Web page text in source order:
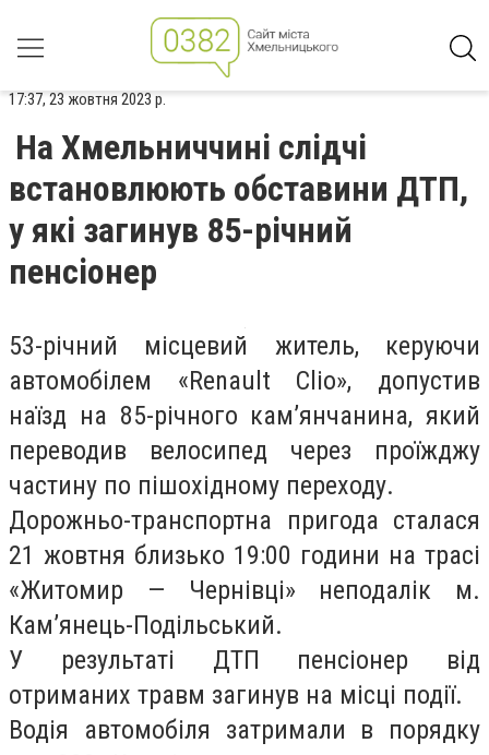
17:37, 23 жовтня 2023 р.
На Хмельниччині слідчі
встановлюють обставини ДТП,
у які загинув 85-річний
пенсіонер
53-річний місцевий житель, керуючи
автомобілем «Renault Clio», допустив
наїзд на 85-річного кам’янчанина, який
переводив велосипед через проїжджу
частину по пішохідному переходу.
Дорожньо-транспортна пригода сталася
21 жовтня близько 19:00 години на трасі
«Житомир — Чернівці» неподалік м.
Кам’янець-Подільський.
У результаті ДТП пенсіонер від
отриманих травм загинув на місці події.
Водія автомобіля затримали в порядку